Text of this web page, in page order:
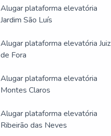
Alugar plataforma elevatória
Jardim São Luís
Alugar plataforma elevatória Juiz
de Fora
Alugar plataforma elevatória
Montes Claros
Alugar plataforma elevatória
Ribeirão das Neves